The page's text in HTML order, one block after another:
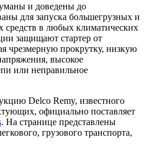
и доведены до
для запуска большегрузных и
в любых климатических
защищают стартер от
чрезмерную прокрутку, низкую
высокое
или неправильное
Delco Remy, известного
официально поставляет
. На странице представлены
грузового транспорта,